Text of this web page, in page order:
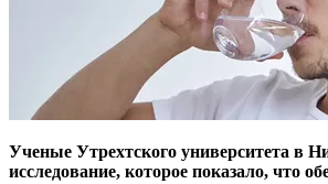
Ученые Утрехтского университета в
исследование, которое показало, что